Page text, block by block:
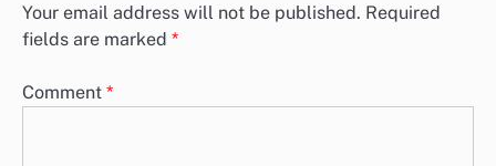
Your email address will not be published. Required
fields are marked *
Comment *